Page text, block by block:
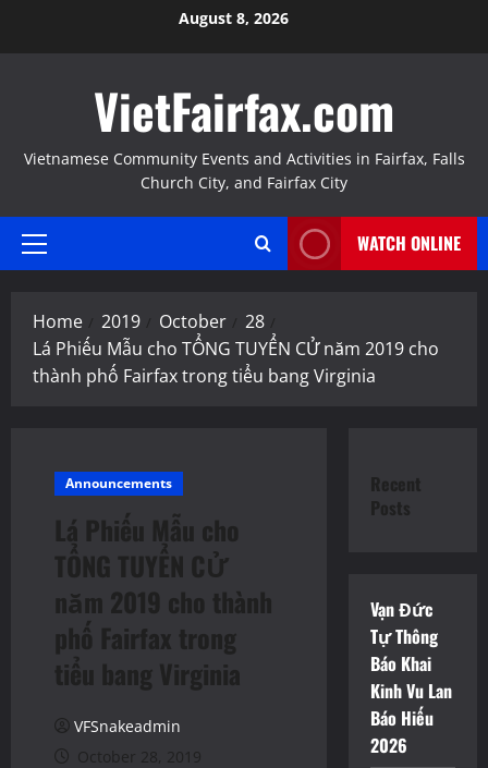
August 8, 2026
VietFairfax.com
Vietnamese Community Events and Activities in Fairfax, Falls
Church City, and Fairfax City
Primary
WATCH ONLINE
Home 2019 October
28
Lá Phiếu Mẫu cho TỔNG TUYỂN CỬ năm 2019 cho
thành phố Fairfax trong tiểu bang Virginia
Announcements
Lá Phiếu Mẫu cho
TỔNG TUYỂN CỬ
năm 2019 cho thành
phố Fairfax trong
tiểu bang Virginia
VFSnakeadmin
October 28, 2019
Recent
Posts
Vạn Đức
Tự Thông
Báo Khai
Kinh Vu Lan
Báo Hiếu
2026